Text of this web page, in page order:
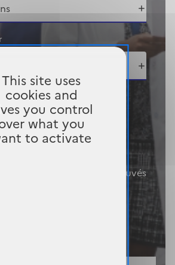
concours trouvés
This site uses
cookies and
you control
what you
to activate